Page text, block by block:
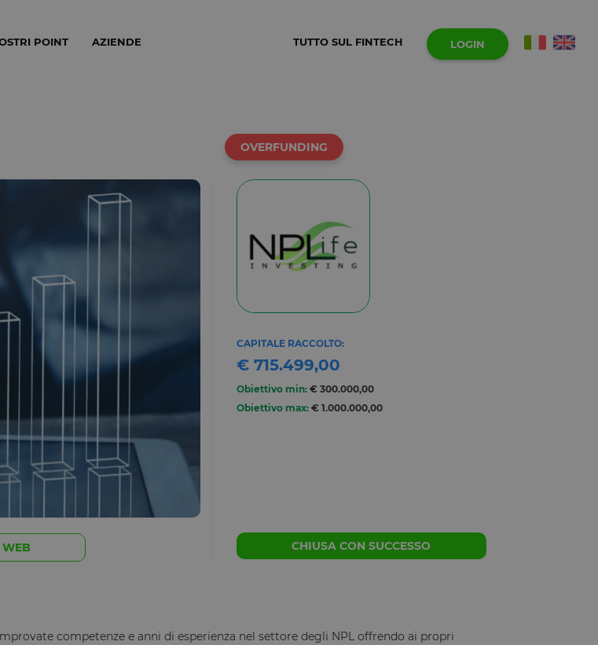
POINT AZIENDE TUTTO SUL FINTECH LOGIN
OVERFUNDING
CAPITALE RACCOLTO:
€ 715.499,00
Obiettivo min:€ 300.000,00
Obiettivo max:€ 1.000.000,00
CHIUSA CON SUCCESSO
competenze e anni di esperienza nel settore degli NPL offrendo ai propri